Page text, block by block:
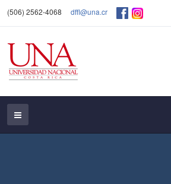
(506) 2562-4068 dffl@una.cr